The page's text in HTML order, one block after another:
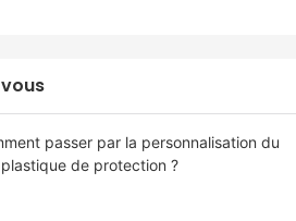
passer par la personnalisation du
de protection ?